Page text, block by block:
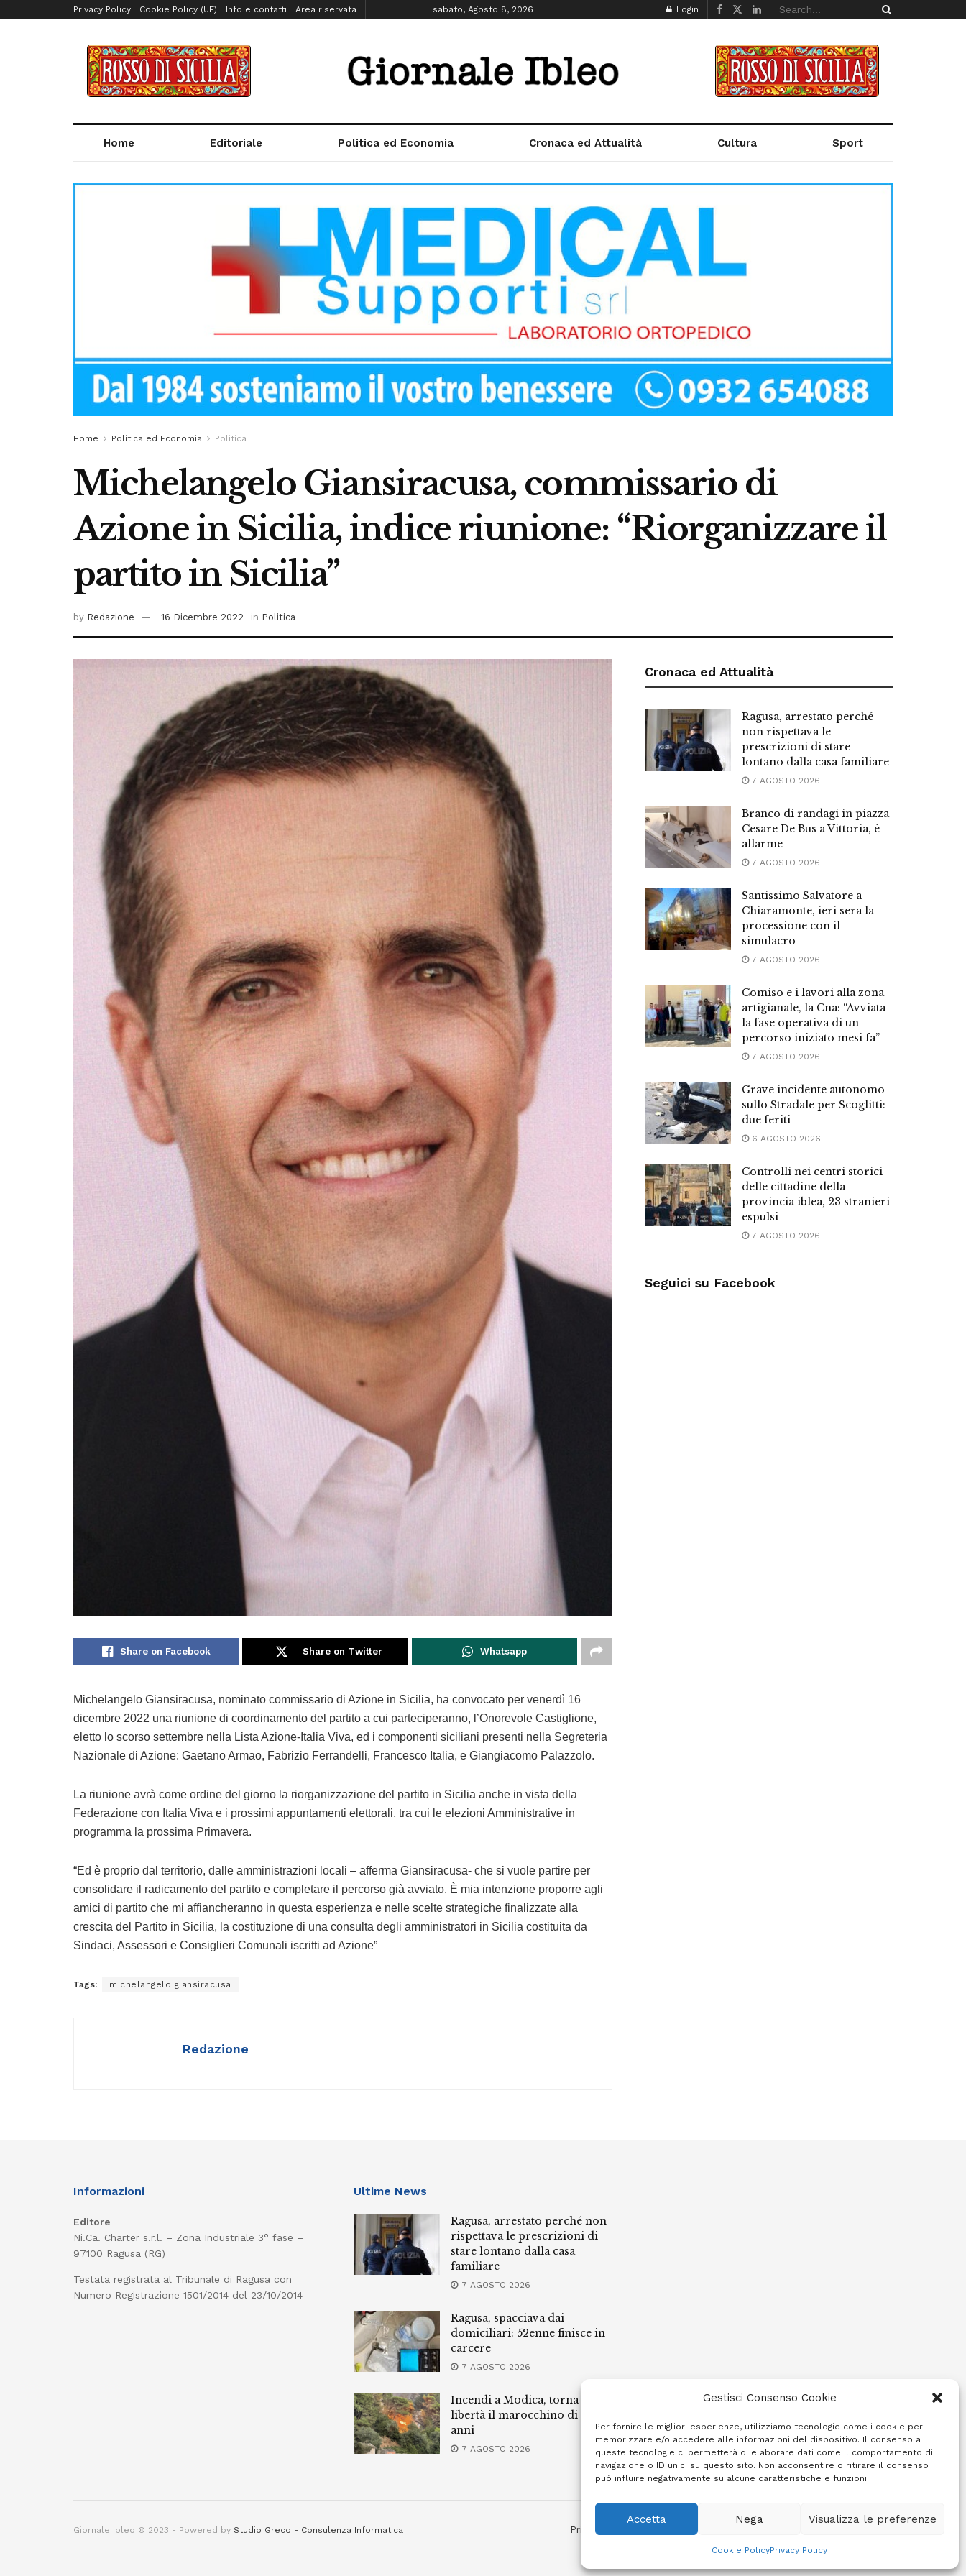
Gestisci Consenso Cookie
Per fornire le migliori esperienze, utilizziamo tecnologie come i cookie per
memorizzare e/o accedere alle informazioni del dispositivo. Il consenso a
queste tecnologie ci permetterà di elaborare dati come il comportamento di
navigazione o ID unici su questo sito. Non acconsentire o ritirare il consenso
può influire negativamente su alcune caratteristiche e funzioni.
Accetta Nega Visualizza le preferenze
Cookie PolicyPrivacy Policy
Privacy Policy Cookie Policy (UE) Info e contatti Area riservata sabato, Agosto 8, 2026 Login
Home Editoriale Politica ed Economia Cronaca ed Attualità Cultura Sport
Home Politica ed Economia Politica
Michelangelo Giansiracusa, commissario di
Azione in Sicilia, indice riunione: “Riorganizzare il
partito in Sicilia”
by Redazione 16 Dicembre 2022 in Politica
Share on Facebook Share on Twitter Whatsapp
Michelangelo Giansiracusa, nominato commissario di Azione in Sicilia, ha convocato per venerdì 16
dicembre 2022 una riunione di coordinamento del partito a cui parteciperanno, l’Onorevole Castiglione,
eletto lo scorso settembre nella Lista Azione-Italia Viva, ed i componenti siciliani presenti nella Segreteria
Nazionale di Azione: Gaetano Armao, Fabrizio Ferrandelli, Francesco Italia, e Giangiacomo Palazzolo.
La riunione avrà come ordine del giorno la riorganizzazione del partito in Sicilia anche in vista della
Federazione con Italia Viva e i prossimi appuntamenti elettorali, tra cui le elezioni Amministrative in
programma la prossima Primavera.
“Ed è proprio dal territorio, dalle amministrazioni locali – afferma Giansiracusa- che si vuole partire per
consolidare il radicamento del partito e completare il percorso già avviato. È mia intenzione proporre agli
amici di partito che mi affiancheranno in questa esperienza e nelle scelte strategiche finalizzate alla
crescita del Partito in Sicilia, la costituzione di una consulta degli amministratori in Sicilia costituita da
Sindaci, Assessori e Consiglieri Comunali iscritti ad Azione”
Tags: michelangelo giansiracusa
Redazione
Cronaca ed Attualità
Ragusa, arrestato perché
non rispettava le
prescrizioni di stare
lontano dalla casa familiare
7 AGOSTO 2026
Branco di randagi in piazza
Cesare De Bus a Vittoria, è
allarme
7 AGOSTO 2026
Santissimo Salvatore a
Chiaramonte, ieri sera la
processione con il
simulacro
7 AGOSTO 2026
Comiso e i lavori alla zona
artigianale, la Cna: “Avviata
la fase operativa di un
percorso iniziato mesi fa”
7 AGOSTO 2026
Grave incidente autonomo
sullo Stradale per Scoglitti:
due feriti
6 AGOSTO 2026
Controlli nei centri storici
delle cittadine della
provincia iblea, 23 stranieri
espulsi
7 AGOSTO 2026
Seguici su Facebook
Informazioni
Editore
Ni.Ca. Charter s.r.l. – Zona Industriale 3° fase –
97100 Ragusa (RG)
Testata registrata al Tribunale di Ragusa con
Numero Registrazione 1501/2014 del 23/10/2014
Ultime News
Ragusa, arrestato perché non
rispettava le prescrizioni di
stare lontano dalla casa
familiare
7 AGOSTO 2026
Ragusa, spacciava dai
domiciliari: 52enne finisce in
carcere
7 AGOSTO 2026
Incendi a Modica, torna in
libertà il marocchino di 23
anni
7 AGOSTO 2026
Privacy Policy Cookie Policy (UE)
Giornale Ibleo © 2023 - Powered by Studio Greco - Consulenza Informatica